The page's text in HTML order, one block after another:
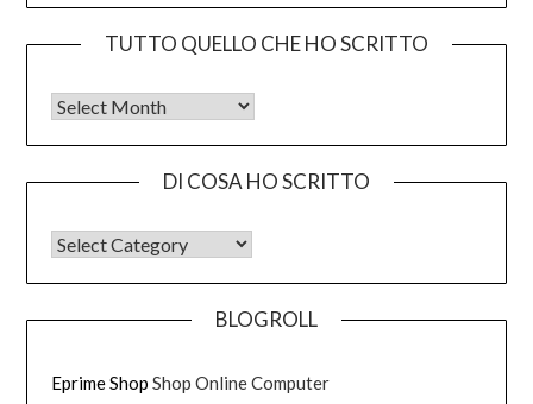
TUTTO QUELLO CHE HO SCRITTO
Tutto quello che ho scritto
DI COSA HO SCRITTO
DI COSA HO SCRITTO
BLOGROLL
Eprime Shop Shop Online Computer